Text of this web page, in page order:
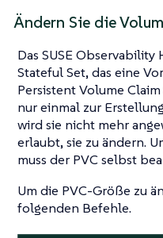
Ändern Sie die
Das SUSE
Stateful Set, das eine
Persistent Volume
nur einmal zur
wird sie nicht mehr
erlaubt, sie zu ändern.
muss der PVC selbst
Um die PVC-Größe zu
folgenden Befehle.